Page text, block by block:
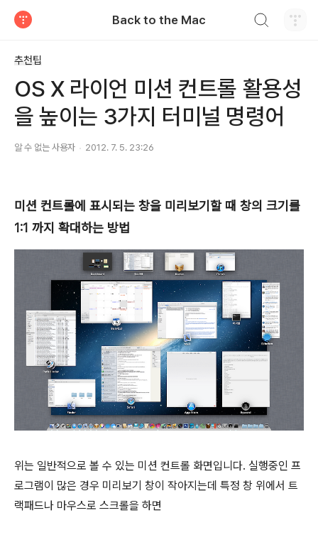
Back to the Mac
추천팁
OS X 라이언 미션 컨트롤 활용성
을 높이는 3가지 터미널 명령어
알 수 없는 사용자 2012. 7. 5. 23:26
미션 컨트롤에 표시되는 창을 미리보기할 때 창의 크기를
1:1 까지 확대하는 방법
위는 일반적으로 볼 수 있는 미션 컨트롤 화면입니다. 실행중인 프
로그램이 많은 경우 미리보기 창이 작아지는데 특정 창 위에서 트
랙패드나 마우스로 스크롤을 하면